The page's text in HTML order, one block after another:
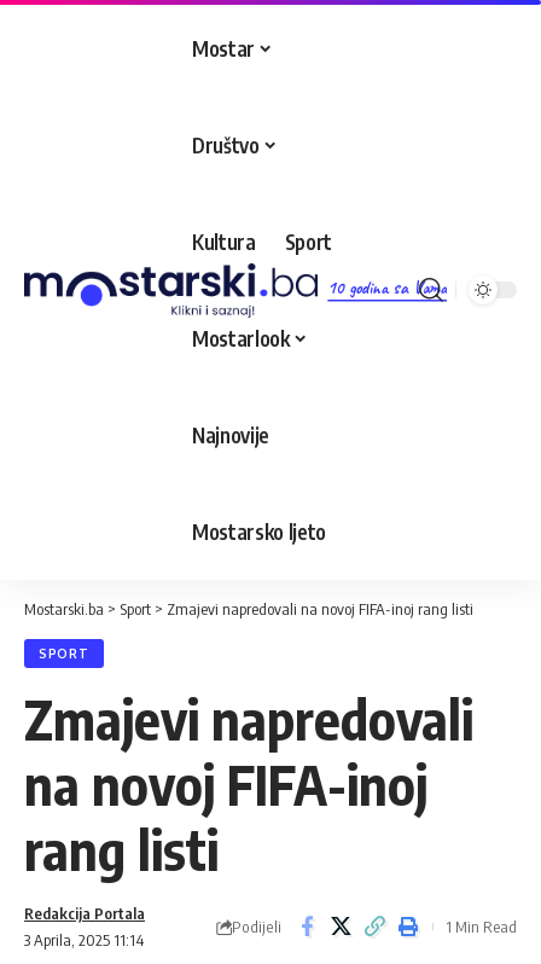
10 godina sa Vama
Mostar
Društvo
Kultura Sport
Mostarlook
Najnovije
Mostarsko ljeto
Mostarski.ba > Sport > Zmajevi napredovali na novoj FIFA-inoj rang listi
SPORT
Zmajevi napredovali
na novoj FIFA-inoj
rang listi
3 Aprila, 2025 11:14
Redakcija Portala
Podijeli 1 Min Read